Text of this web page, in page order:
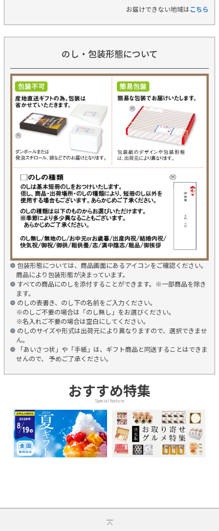
お届けできない地域はこちら
のし・包装形態について
包装形態については、商品画面にあるアイコンをご確認ください。
商品により包装形態が決まっています。
すべての商品にのしを添付することができます。※一部商品を除き
ます。
のしの表書き、のし下の名前をご入力ください。
※のしご不要の場合は「のし無し」をお選びください。
※名入れご不要の場合は空白にしてください。
のしのサイズや形式は出荷元により異なりますので、選択できませ
ん。
「あいさつ状」や「手紙」は、ギフト商品と同送することはできま
せんので、 予めご了承ください。
おすすめ特集
Special feature